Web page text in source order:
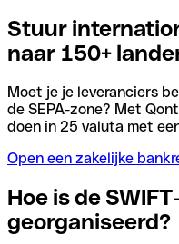
Stuur
naar 150+
Moet je je leveranciers
de SEPA-zone? Met
doen in 25 valuta met
Open een zakelijke
Hoe is de
georganiseerd?